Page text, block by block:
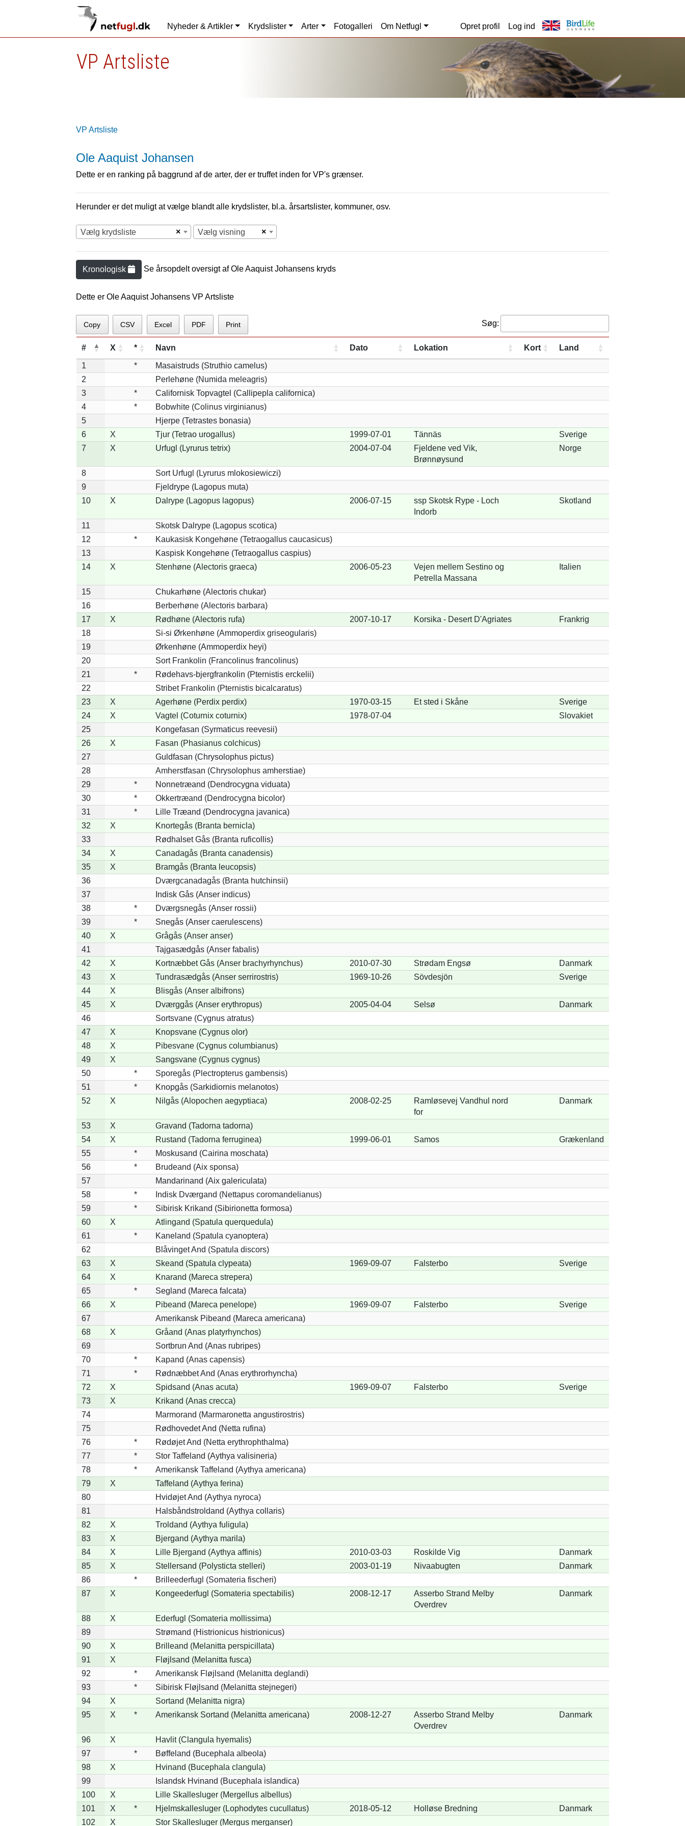
Nyheder & Artikler Krydslister Arter Fotogalleri Om Netfugl Opret profil Log ind
VP Artsliste
VP Artsliste
Ole Aaquist Johansen
Dette er en ranking på baggrund af de arter, der er truffet inden for VP's grænser.
Herunder er det muligt at vælge blandt alle krydslister, bl.a. årsartslister, kommuner, osv.
×
Vælg krydsliste ×
Vælg visning
Kronologisk Se årsopdelt oversigt afOle Aaquist Johansens kryds
Dette er Ole Aaquist Johansens VP Artsliste
Copy CSV Excel PDF Print Søg:
# X * Navn Dato Lokation Kort Land
1 *
Masaistruds (Struthio camelus)
2
Perlehøne (Numida meleagris)
3
*
Californisk Topvagtel (Callipepla californica)
4
*
Bobwhite (Colinus virginianus)
5
Hjerpe (Tetrastes bonasia)
6
X Tjur (Tetrao urogallus) 1999-07-01 Tännäs
Sverige
7
X Urfugl (Lyrurus tetrix) 2004-07-04
Fjeldene ved Vik,
Brønnøysund
Norge
8
Sort Urfugl (Lyrurus mlokosiewiczi)
9
Fjeldrype (Lagopus muta)
10
X Dalrype (Lagopus lagopus) 2006-07-15
ssp Skotsk Rype - Loch
Indorb
Skotland
11
Skotsk Dalrype (Lagopus scotica)
12
*
Kaukasisk Kongehøne (Tetraogallus caucasicus)
13
Kaspisk Kongehøne (Tetraogallus caspius)
14
X Stenhøne (Alectoris graeca) 2006-05-23
Vejen mellem Sestino og
Petrella Massana
Italien
15
Chukarhøne (Alectoris chukar)
16
Berberhøne (Alectoris barbara)
17
X Rødhøne (Alectoris rufa) 2007-10-17 Korsika - Desert D'Agriates
Frankrig
18
Si-si Ørkenhøne (Ammoperdix griseogularis)
19
Ørkenhøne (Ammoperdix heyi)
20
Sort Frankolin (Francolinus francolinus)
21
*
Rødehavs-bjergfrankolin (Pternistis erckelii)
22
Stribet Frankolin (Pternistis bicalcaratus)
23
X Agerhøne (Perdix perdix) 1970-03-15 Et sted i Skåne
Sverige
24
X Vagtel (Coturnix coturnix) 1978-07-04
Slovakiet
25
Kongefasan (Syrmaticus reevesii)
26
X
Fasan (Phasianus colchicus)
27
Guldfasan (Chrysolophus pictus)
28
Amherstfasan (Chrysolophus amherstiae)
29
*
Nonnetræand (Dendrocygna viduata)
30
*
Okkertræand (Dendrocygna bicolor)
31
*
Lille Træand (Dendrocygna javanica)
32
X
Knortegås (Branta bernicla)
33
Rødhalset Gås (Branta ruficollis)
34
X
Canadagås (Branta canadensis)
35
X
Bramgås (Branta leucopsis)
36
Dværgcanadagås (Branta hutchinsii)
37
Indisk Gås (Anser indicus)
38
*
Dværgsnegås (Anser rossii)
39
*
Snegås (Anser caerulescens)
40
X
Grågås (Anser anser)
41
Tajgasædgås (Anser fabalis)
42
X Kortnæbbet Gås (Anser brachyrhynchus) 2010-07-30 Strødam Engsø
Danmark
43
X Tundrasædgås (Anser serrirostris) 1969-10-26 Sövdesjön
Sverige
44
X
Blisgås (Anser albifrons)
45
X Dværggås (Anser erythropus) 2005-04-04 Selsø
Danmark
46
Sortsvane (Cygnus atratus)
47
X
Knopsvane (Cygnus olor)
48
X
Pibesvane (Cygnus columbianus)
49
X
Sangsvane (Cygnus cygnus)
50
*
Sporegås (Plectropterus gambensis)
51
*
Knopgås (Sarkidiornis melanotos)
52
X Nilgås (Alopochen aegyptiaca) 2008-02-25
Ramløsevej Vandhul nord
for
Danmark
53 X
Gravand (Tadorna tadorna)
54
X Rustand (Tadorna ferruginea) 1999-06-01 Samos
Grækenland
55
*
Moskusand (Cairina moschata)
56
*
Brudeand (Aix sponsa)
57
Mandarinand (Aix galericulata)
58
*
Indisk Dværgand (Nettapus coromandelianus)
59
*
Sibirisk Krikand (Sibirionetta formosa)
60
X
Atlingand (Spatula querquedula)
61
*
Kaneland (Spatula cyanoptera)
62
Blåvinget And (Spatula discors)
63
X Skeand (Spatula clypeata) 1969-09-07 Falsterbo
Sverige
64
X
Knarand (Mareca strepera)
65
*
Segland (Mareca falcata)
66
X Pibeand (Mareca penelope) 1969-09-07 Falsterbo
Sverige
67
Amerikansk Pibeand (Mareca americana)
68
X
Gråand (Anas platyrhynchos)
69
Sortbrun And (Anas rubripes)
70
*
Kapand (Anas capensis)
71
*
Rødnæbbet And (Anas erythrorhyncha)
72
X Spidsand (Anas acuta) 1969-09-07 Falsterbo
Sverige
73
X
Krikand (Anas crecca)
74
Marmorand (Marmaronetta angustirostris)
75
Rødhovedet And (Netta rufina)
76
*
Rødøjet And (Netta erythrophthalma)
77
*
Stor Taffeland (Aythya valisineria)
78
*
Amerikansk Taffeland (Aythya americana)
79
X
Taffeland (Aythya ferina)
80
Hvidøjet And (Aythya nyroca)
81
Halsbåndstroldand (Aythya collaris)
82
X
Troldand (Aythya fuligula)
83
X
Bjergand (Aythya marila)
84
X Lille Bjergand (Aythya affinis) 2010-03-03 Roskilde Vig
Danmark
85
X Stellersand (Polysticta stelleri) 2003-01-19 Nivaabugten
Danmark
86
*
Brilleederfugl (Somateria fischeri)
87
X Kongeederfugl (Somateria spectabilis) 2008-12-17
Asserbo Strand Melby
Overdrev
Danmark
88 X
Ederfugl (Somateria mollissima)
89
Strømand (Histrionicus histrionicus)
90
X
Brilleand (Melanitta perspicillata)
91
X
Fløjlsand (Melanitta fusca)
92
*
Amerikansk Fløjlsand (Melanitta deglandi)
93
*
Sibirisk Fløjlsand (Melanitta stejnegeri)
94
X
Sortand (Melanitta nigra)
95
X * Amerikansk Sortand (Melanitta americana) 2008-12-27
Asserbo Strand Melby
Overdrev
Danmark
96 X
Havlit (Clangula hyemalis)
97
*
Bøffeland (Bucephala albeola)
98
X
Hvinand (Bucephala clangula)
99
Islandsk Hvinand (Bucephala islandica)
100
X
Lille Skallesluger (Mergellus albellus)
101
X * Hjelmskallesluger (Lophodytes cucullatus) 2018-05-12 Holløse Bredning
Danmark
102
X Stor Skallesluger (Mergus merganser)